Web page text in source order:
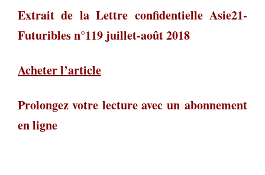
Extrait de la Lettre confidentielle Asie21-
Futuribles n°119 juillet-août 2018
Acheter l’article
Prolongez votre lecture avec un abonnement
en ligne